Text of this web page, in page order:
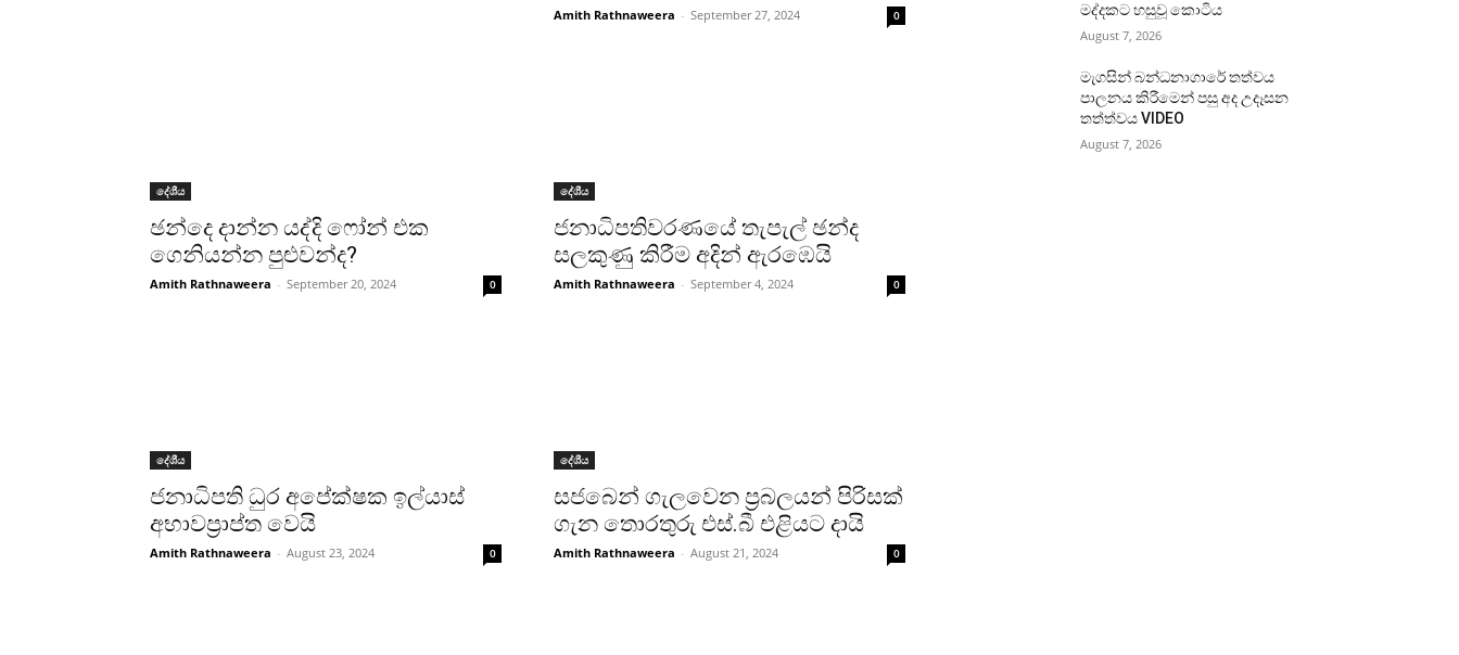
Amith Rathnaweera - September 27, 2024 0
දේශීය
ඡන්දෙ දාන්න යද්දි ෆෝන් එක
ගෙනියන්න පුළුවන්ද?
Amith Rathnaweera - September 20, 2024 0
දේශීය
ජනාධිපතිවරණයේ තැපැල් ඡන්ද
සලකුණු කිරීම අදින් ඇරඹෙයි
Amith Rathnaweera - September 4, 2024 0
දේශීය
ජනාධිපති ධුර අපේක්ෂක ඉල්යාස්
අභාවප්‍රාප්ත වෙයි
Amith Rathnaweera - August 23, 2024 0
දේශීය
සජබෙන් ගැලවෙන ප්‍රබලයන් පිරිසක්
ගැන තොරතුරු එස්.බී එළියට දායි
Amith Rathnaweera - August 21, 2024 0
මද්දකට හසුවූ කොටිය
August 7, 2026
මැගසින් බන්ධනාගාරේ තත්වය
පාලනය කිරීමෙන් පසු අද උදෑසන
තත්ත්වය VIDEO
August 7, 2026